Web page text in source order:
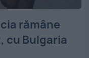
rămâne
cu Bulgaria